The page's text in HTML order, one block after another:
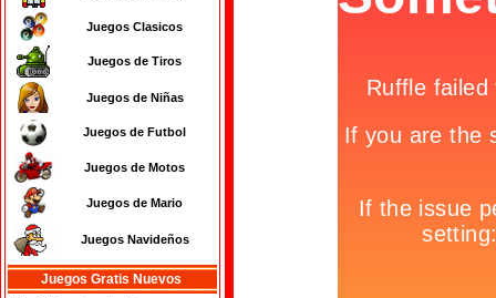
Juegos Clasicos
Juegos de Tiros
Juegos de Niñas
Juegos de Futbol
Juegos de Motos
Juegos de Mario
Juegos Navideños
Juegos Gratis Nuevos